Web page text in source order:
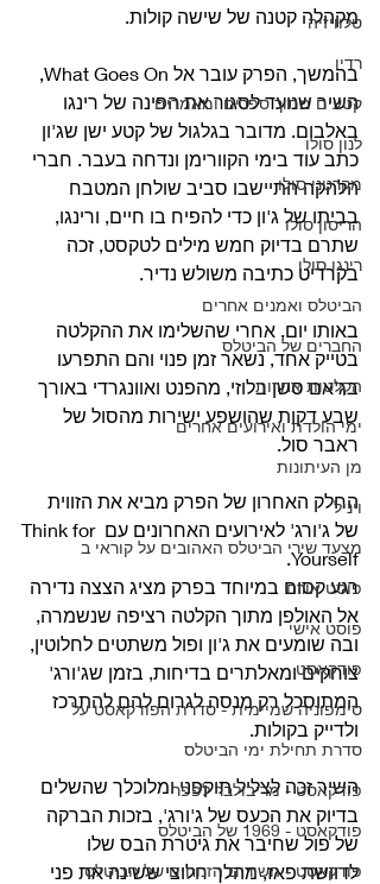
טלוויזיה
רדיו
קטעים מתוך ספרים ומאמרים
לנון סולו
מקרטני סולו
הריסון סולו
רינגו סולו
הביטלס ואמנים אחרים
החברים של הביטלס
הקלטות אחרות
ימי הולדת ואירועים אחרים
מן העיתונות
ויניל
מצעד שירי הביטלס האהובים על קוראי ב
פוסט אורח
פוסט אישי
פודקאסט
סימפוניה שמיימית - סדרת הפודקאסט על
סדרת תחילת ימי הביטלס
פודקאסט - מריבולבר לפפר
פודקאסט - 1969 של הביטלס
פודקאסט - השירים הזנוחים של הביטלס
מקהלה קטנה של שישה קולות.
בהמשך, הפרק עובר אל What Goes On,
השיר שנועד לסגור את הפינה של רינגו
באלבום. מדובר בגלגול של קטע ישן שג'ון
כתב עוד בימי הקוורימן ונדחה בעבר. חברי
הלהקה התיישבו סביב שולחן המטבח
בביתו של ג'ון כדי להפיח בו חיים, ורינגו,
שתרם בדיוק חמש מילים לטקסט, זכה
בקרדיט כתיבה משולש נדיר.
באותו יום, אחרי שהשלימו את ההקלטה
בטייק אחד, נשאר זמן פנוי והם התפרעו
בג'אם סשן בלוזי, מהפנט ואוונגרדי באורך
שבע דקות שהושפע ישירות מהסול של
ראבר סול.
החלק האחרון של הפרק מביא את הזווית
של ג'ורג' לאירועים האחרונים עם Think for
Yourself.
רגע קסום במיוחד בפרק מציג הצצה נדירה
אל האולפן מתוך הקלטה רציפה שנשמרה,
ובה שומעים את ג'ון ופול משתטים לחלוטין,
צוחקים ומאלתרים בדיחות, בזמן שג'ורג'
המתוסכל רק מנסה לגרום להם להתרכז
ולדייק בקולות.
השיר זכה לצליל תוקפני ומלוכלך שהשלים
בדיוק את הכעס של ג'ורג', בזכות הברקה
של פול שחיבר את גיטרת הבס שלו
לדוושת פאז, מהלך חלוצי ששינה את פני